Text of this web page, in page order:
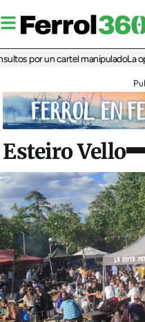
por un cartel manipuladoLa
Esteiro Vello